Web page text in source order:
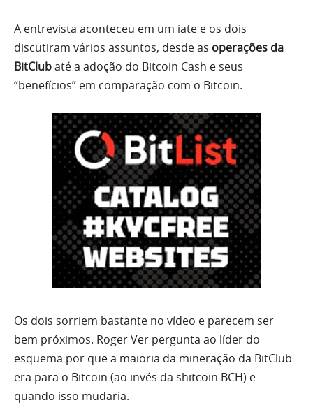
A entrevista aconteceu em um iate e os dois
discutiram vários assuntos, desde as operações da
BitClubaté a adoção do Bitcoin Cash e seus
“benefícios” em comparação com o Bitcoin.
Os dois sorriem bastante no vídeo e parecem ser
bem próximos. Roger Ver pergunta ao líder do
esquema por que a maioria da mineração da BitClub
era para o Bitcoin (ao invés da shitcoin BCH) e
quando isso mudaria.